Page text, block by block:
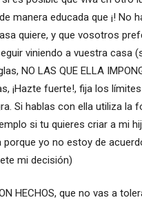
manera educada que ¡! No
quiere, y que vosotros
viniendo a vuestra casa
NO LAS QUE ELLA
¡Hazte fuerte!, fija los
Si hablas con ella utiliza la
si tu quieres criar a mi
yo no estoy de
mi decisión)
HECHOS, que no vas a